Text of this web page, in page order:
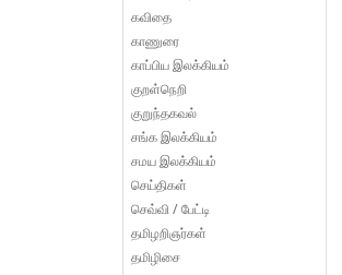
கவிதை
காணுரை
காப்பிய இலக்கியம்
குறள்நெறி
குறுந்தகவல்
சங்க இலக்கியம்
சமய இலக்கியம்
செய்திகள்
செவ்வி / பேட்டி
தமிழறிஞர்கள்
தமிழிசை